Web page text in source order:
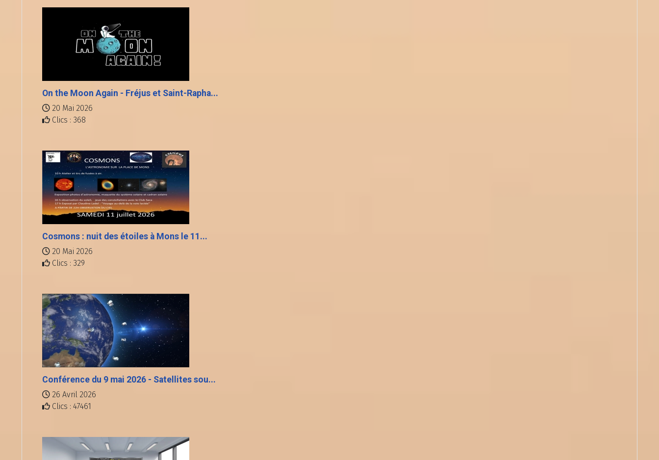
On the Moon Again - Fréjus et Saint-Rapha...
20 Mai 2026
Clics : 368
Cosmons : nuit des étoiles à Mons le 11...
20 Mai 2026
Clics : 329
Conférence du 9 mai 2026 - Satellites sou...
26 Avril 2026
Clics : 47461